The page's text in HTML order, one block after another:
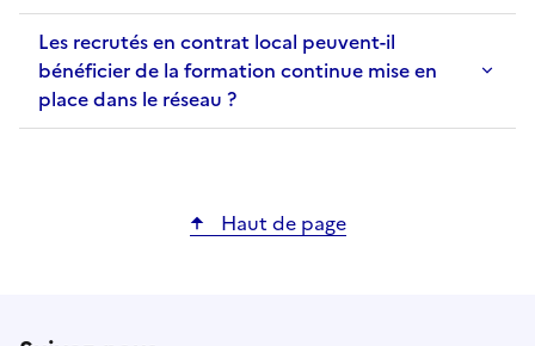
Les recrutés en contrat local peuvent-il
bénéficier de la formation continue mise en
place dans le réseau ?
Haut de page